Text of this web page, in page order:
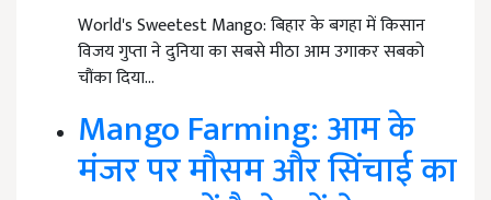
World's Sweetest Mango: बिहार के बगहा में किसान
विजय गुप्ता ने दुनिया का सबसे मीठा आम उगाकर सबको
चौंका दिया…
Mango Farming: आम के
मंजर पर मौसम और सिंचाई का